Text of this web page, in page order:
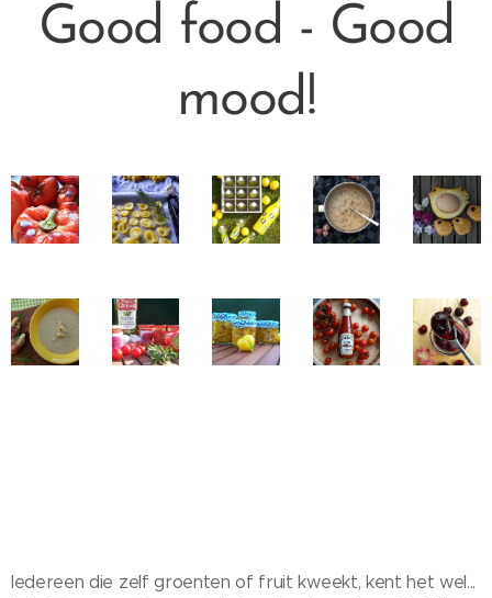
Good food - Good
mood!
Iedereen die zelf groenten of fruit kweekt, kent het wel...